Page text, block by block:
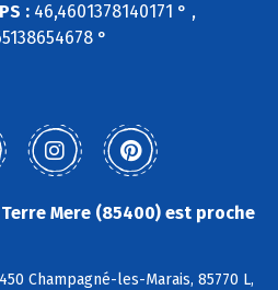
: 46,4601378140171 ° ,
°
Mere (85400) est proche
Champagné-les-Marais, 85770 L,